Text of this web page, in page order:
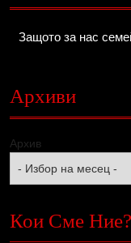
Защото за нас
Архиви
Архив
Кои Сме Ние?